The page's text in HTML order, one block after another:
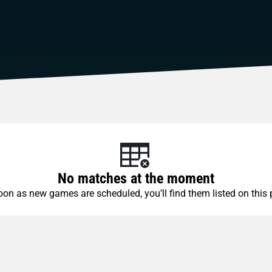
No matches at the moment
as new games are scheduled, you’ll find them listed on this